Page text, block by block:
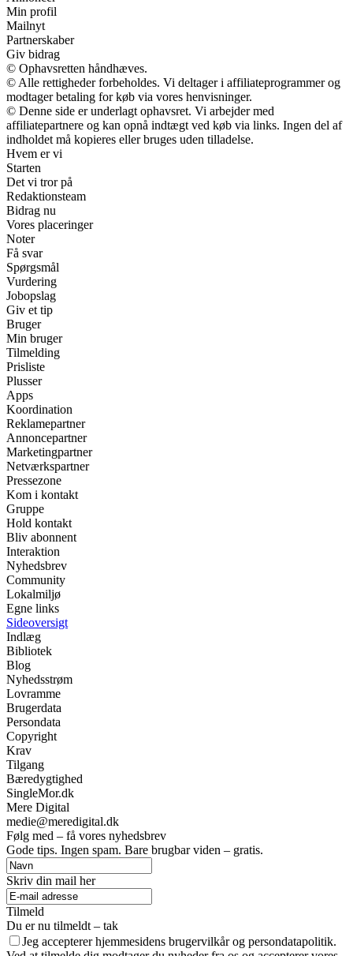
Min profil
Mailnyt
Partnerskaber
Giv bidrag
© Ophavsretten håndhæves.
© Alle rettigheder forbeholdes. Vi deltager i affiliateprogrammer og
modtager betaling for køb via vores henvisninger.
© Denne side er underlagt ophavsret. Vi arbejder med
affiliatepartnere og kan opnå indtægt ved køb via links. Ingen del af
indholdet må kopieres eller bruges uden tilladelse.
Hvem er vi
Starten
Det vi tror på
Redaktionsteam
Bidrag nu
Vores placeringer
Noter
Få svar
Spørgsmål
Vurdering
Jobopslag
Giv et tip
Bruger
Min bruger
Tilmelding
Prisliste
Plusser
Apps
Koordination
Reklamepartner
Annoncepartner
Marketingpartner
Netværkspartner
Pressezone
Kom i kontakt
Gruppe
Hold kontakt
Bliv abonnent
Interaktion
Nyhedsbrev
Community
Lokalmiljø
Egne links
Sideoversigt
Indlæg
Bibliotek
Blog
Nyhedsstrøm
Lovramme
Brugerdata
Persondata
Copyright
Krav
Tilgang
Bæredygtighed
SingleMor.dk
Mere Digital
medie@meredigital.dk
Følg med – få vores nyhedsbrev
Gode tips. Ingen spam. Bare brugbar viden – gratis.
Skriv din mail her
Tilmeld
Du er nu tilmeldt – tak
Jeg accepterer hjemmesidens brugervilkår og persondatapolitik.